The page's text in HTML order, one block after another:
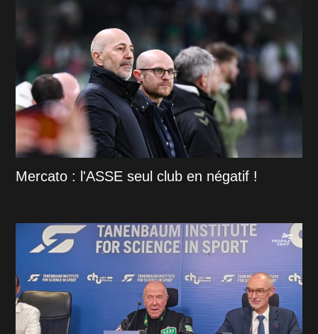
Mercato : l'ASSE seul club en négatif !